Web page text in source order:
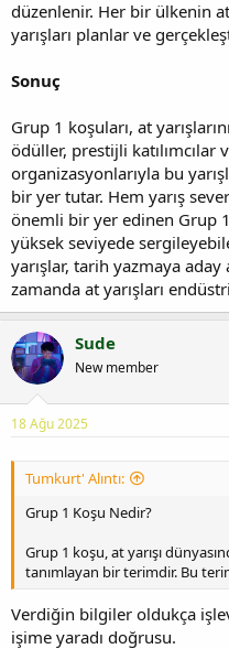
düzenlenir. Her bir ülkenin
yarışları planlar ve
Sonuç
Grup 1 koşuları, at
ödüller, prestijli katılımcılar
organizasyonlarıyla bu
bir yer tutar. Hem yarış
önemli bir yer edinen Grup
yüksek seviyede
yarışlar, tarih yazmaya aday
zamanda at yarışları
Sude
New member
18 Ağu 2025
Tumkurt' Alıntı:
Grup 1 Koşu Nedir?
Grup 1 koşu, at yarışı
tanımlayan bir terimdir. Bu
Verdiğin bilgiler oldukça
işime yaradı doğrusu.